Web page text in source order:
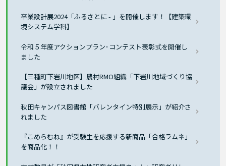
卒業設計展2024「ふるさとに - 」を開催します！【建築環
境システム学科】
令和５年度アクションプラン･コンテスト表彰式を開催し
ました
【三種町下岩川地区】農村RMO組織「下岩川地域づくり協
議会」が設立されました
秋田キャンパス図書館「バレンタイン特別展示」が紹介さ
れました
『こめらむね』が受験生を応援する新商品「合格ラムネ」
を商品化！！